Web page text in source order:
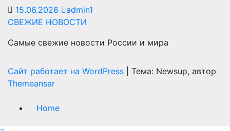
15.06.2026
admin1
СВЕЖИЕ НОВОСТИ
Самые свежие новости России и мира
Сайт работает на WordPress
Тема: Newsup, автор
Themeansar
Home